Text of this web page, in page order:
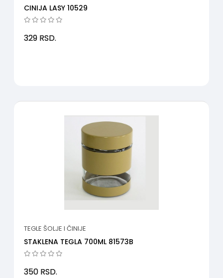
CINIJA LASY 10529
329 RSD.
TEGLE ŠOLJE I ČINIJE
STAKLENA TEGLA 700ML 81573B
350 RSD.